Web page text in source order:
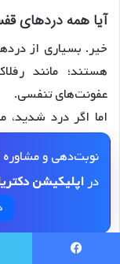
آیا همه دردهای
خیر. بسیاری از
هستند؛ مانند
عفونت‌های تنفسی.
اما اگر درد
است، باید به
چگونه بفهمیم
بیشتر از چند
نوبت‌دهی و
دراپلیکیشن